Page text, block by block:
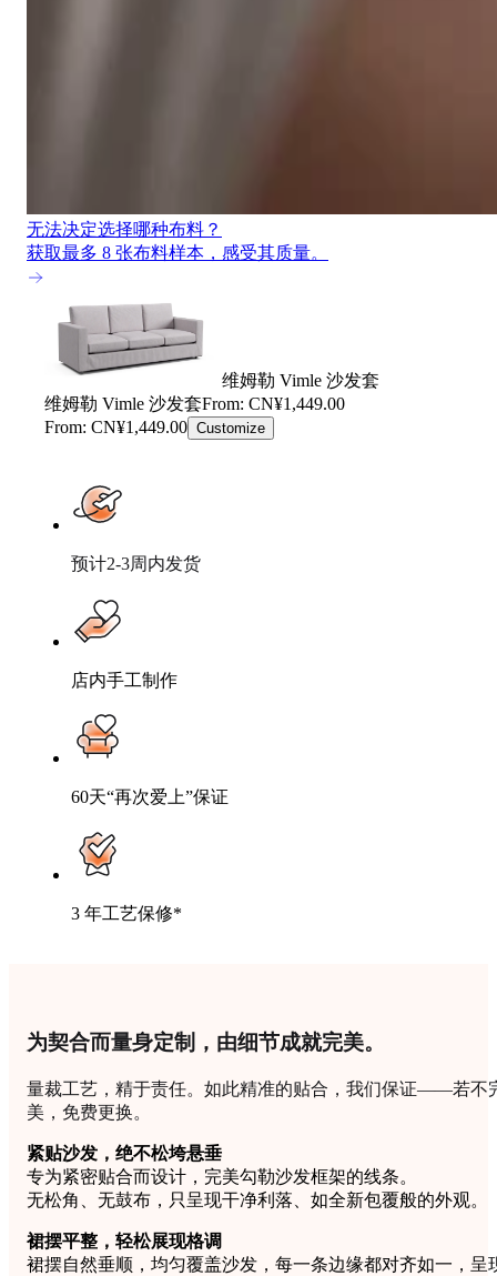
无法决定选择哪种布料？
获取最多 8 张布料样本，感受其质量。
维姆勒 Vimle 沙发套
维姆勒 Vimle 沙发套From: CN¥1,449.00
From: CN¥1,449.00 Customize
预计2-3周内发货
店内手工制作
60天“再次爱上”保证
3 年工艺保修*
为契合而量身定制，由细节成就完美。
量裁工艺，精于责任。如此精准的贴合，我们保证——若不
美，免费更换。
紧贴沙发，绝不松垮悬垂
专为紧密贴合而设计，完美勾勒沙发框架的线条。
无松角、无鼓布，只呈现干净利落、如全新包覆般的外观。
裙摆平整，轻松展现格调
裙摆自然垂顺，均匀覆盖沙发，每一条边缘都对齐如一，呈